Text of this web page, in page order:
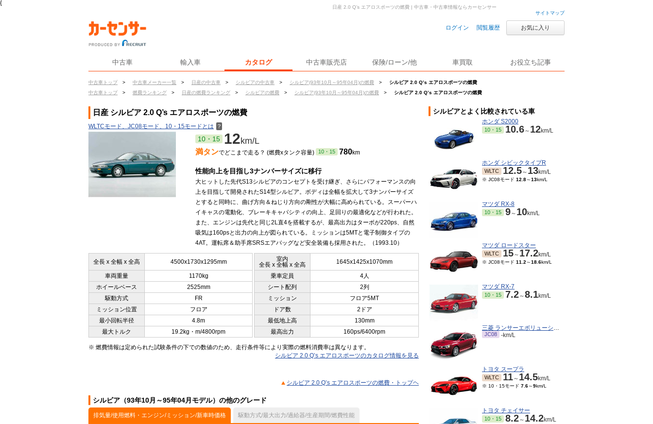
{
サイトマップ
ログイン 閲覧履歴 お気に入り
中古車 輸入車 カタログ 中古車販売店 保険/ローン/他 車買取 お役立ち記事
中古車トップ > 中古車メーカー一覧 > 日産の中古車 > シルビアの中古車 > シルビア(93年10月～95年04月)の燃費 >
シルビア 2.0 Q’s エアロスポーツの燃費
中古車トップ
> 燃費ランキング > 日産の燃費ランキング > シルビアの燃費 > シルビア(93年10月～95年04月)の燃費 > シルビア 2.0 Q’s エアロスポーツの燃費
日産 2.0 Q’s エアロスポーツの燃費 | 中古車・中古車情報ならカーセンサー
日産 シルビア 2.0 Q’s エアロスポーツの燃費
WLTCモード、JC08モード、10・15モードとは ？
10・15 12km/L
満タンでどこまで走る？ (燃費xタンク容量) 10・15 780km
性能向上を目指し3ナンバーサイズに移行
大ヒットした先代S13シルビアのコンセプトを受け継ぎ、さらにパフォーマンスの向
上を目指して開発されたS14型シルビア。ボディは全幅を拡大して3ナンバーサイズ
とすると同時に、曲げ方向＆ねじり方向の剛性が大幅に高められている。スーパーハ
イキャスの電動化、ブレーキキャパシティの向上、足回りの最適化などが行われた。
また、エンジンは先代と同じ2L直4を搭載するが、最高出力はターボが220ps、自然
吸気は160psと出力の向上が図られている。ミッションは5MTと電子制御タイプの
4AT。運転席＆助手席SRSエアバッグなど安全装備も採用された。（1993.10）
全長 x 全幅 x 全高 4500x1730x1295mm
室内
全長 x 全幅 x 全高
1645x1425x1070mm
車両重量 1170kg 乗車定員
4人
ホイールベース
2525mm シート配列
2列
駆動方式
FR ミッション
フロア5MT
ミッション位置
フロア ドア数
2ドア
最小回転半径
4.8m 最低地上高
130mm
最大トルク
19.2kg・m/4800rpm 最高出力 160ps/6400rpm
※ 燃費情報は定められた試験条件の下での数値のため、走行条件等により実際の燃料消費率は異なります。
シルビア 2.0 Q’s エアロスポーツのカタログ情報を見る
シルビア 2.0 Q’s エアロスポーツの燃費・トップヘ
シルビア（93年10月～95年04月モデル）の他のグレード
排気量/使用燃料・エンジン/ミッション/新車時価格 駆動方式/最大出力/過給器/生産期間/燃費性能
シルビアとよく比較されている車
ホンダ S2000
10・15 10.6～ 12km/L
ホンダ シビックタイプR
WLTC 12.5～ 13km/L
※ JC08モード 12.8～13km/L
マツダ RX-8
10・15 9～ 10km/L
マツダ ロードスター
WLTC 15～ 17.2km/L
※ JC08モード 11.2 ～18.6km/L
マツダ RX-7
10・15 7.2～8.1km/L
三菱 ランサーエボリューション
JC08 -km/L
トヨタ スープラ
WLTC 11～ 14.5km/L
※ 10・15モード 7.6～9km/L
トヨタ チェイサー
10・15 8.2～ 14.2km/L